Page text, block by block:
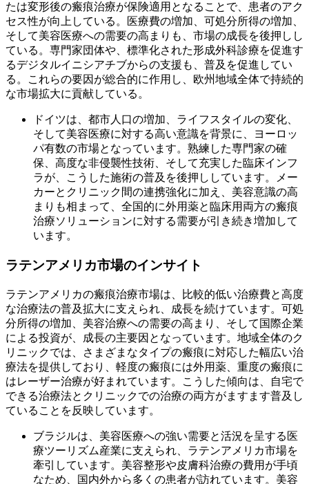
たは変形後の瘢痕治療が保険適用となることで、患者のアク
セス性が向上している。医療費の増加、可処分所得の増加、
そして美容医療への需要の高まりも、市場の成長を後押しし
ている。専門家団体や、標準化された形成外科診療を促進す
るデジタルイニシアチブからの支援も、普及を促進してい
る。これらの要因が総合的に作用し、欧州地域全体で持続的
な市場拡大に貢献している。
ドイツは、都市人口の増加、ライフスタイルの変化、
そして美容医療に対する高い意識を背景に、ヨーロッ
パ有数の市場となっています。熟練した専門家の確
保、高度な非侵襲性技術、そして充実した臨床インフ
ラが、こうした施術の普及を後押ししています。メー
カーとクリニック間の連携強化に加え、美容意識の高
まりも相まって、全国的に外用薬と臨床用両方の瘢痕
治療ソリューションに対する需要が引き続き増加して
います。
ラテンアメリカ市場のインサイト
ラテンアメリカの瘢痕治療市場は、比較的低い治療費と高度
な治療法の普及拡大に支えられ、成長を続けています。可処
分所得の増加、美容治療への需要の高まり、そして国際企業
による投資が、成長の主要因となっています。地域全体のク
リニックでは、さまざまなタイプの瘢痕に対応した幅広い治
療法を提供しており、軽度の瘢痕には外用薬、重度の瘢痕に
はレーザー治療が好まれています。こうした傾向は、自宅で
できる治療法とクリニックでの治療の両方がますます普及し
ていることを反映しています。
ブラジルは、美容医療への強い需要と活況を呈する医
療ツーリズム産業に支えられ、ラテンアメリカ市場を
牽引しています。美容整形や皮膚科治療の費用が手頃
なため、国内外から多くの患者が訪れています。美容